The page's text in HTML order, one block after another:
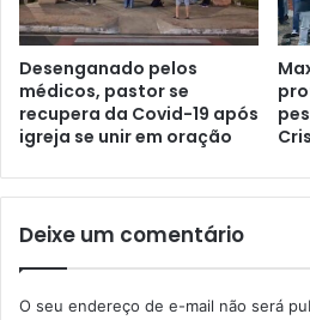
Desenganado pelos
médicos, pastor se
recupera da Covid-19 após
igreja se unir em oração
Deixe um comentário
O seu endereço de e-mail não será